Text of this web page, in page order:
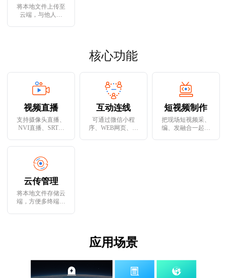
将本地文件上传至
云端，与他人共
核心功能
视频直播
支持摄像头直播、
NVI直播、SRT直
互动连线
可通过微信小程
序、WEB网页、移
短视频制作
把现场短视频采、
编、发融合一起，
云传管理
将本地文件存储云
端，方便多终端调
应用场景